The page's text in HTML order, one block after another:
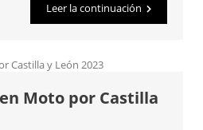
Leer la continuación
Moto por Castilla